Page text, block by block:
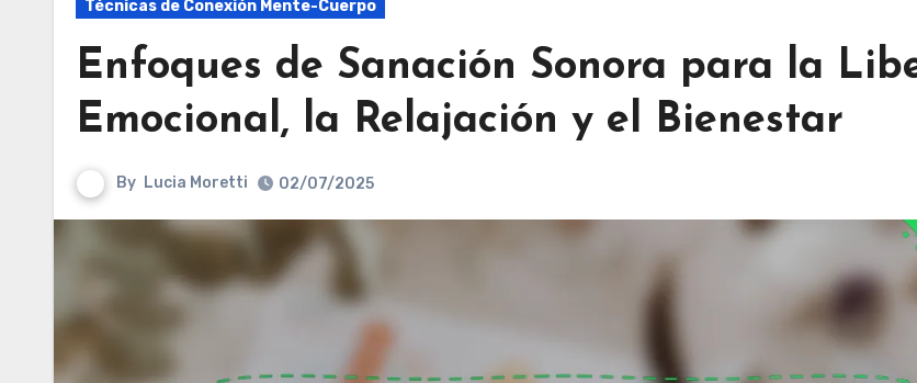
Técnicas de Conexión Mente-Cuerpo
Enfoques de Sanación Sonora para la
Emocional, la Relajación y el Bienestar
By Lucia Moretti 02/07/2025